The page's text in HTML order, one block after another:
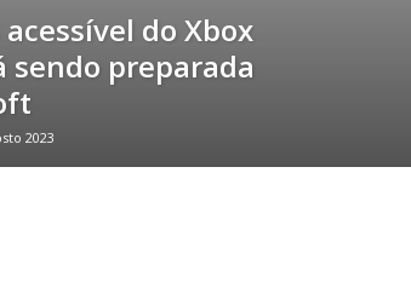
do Xbox
sendo preparada
2023